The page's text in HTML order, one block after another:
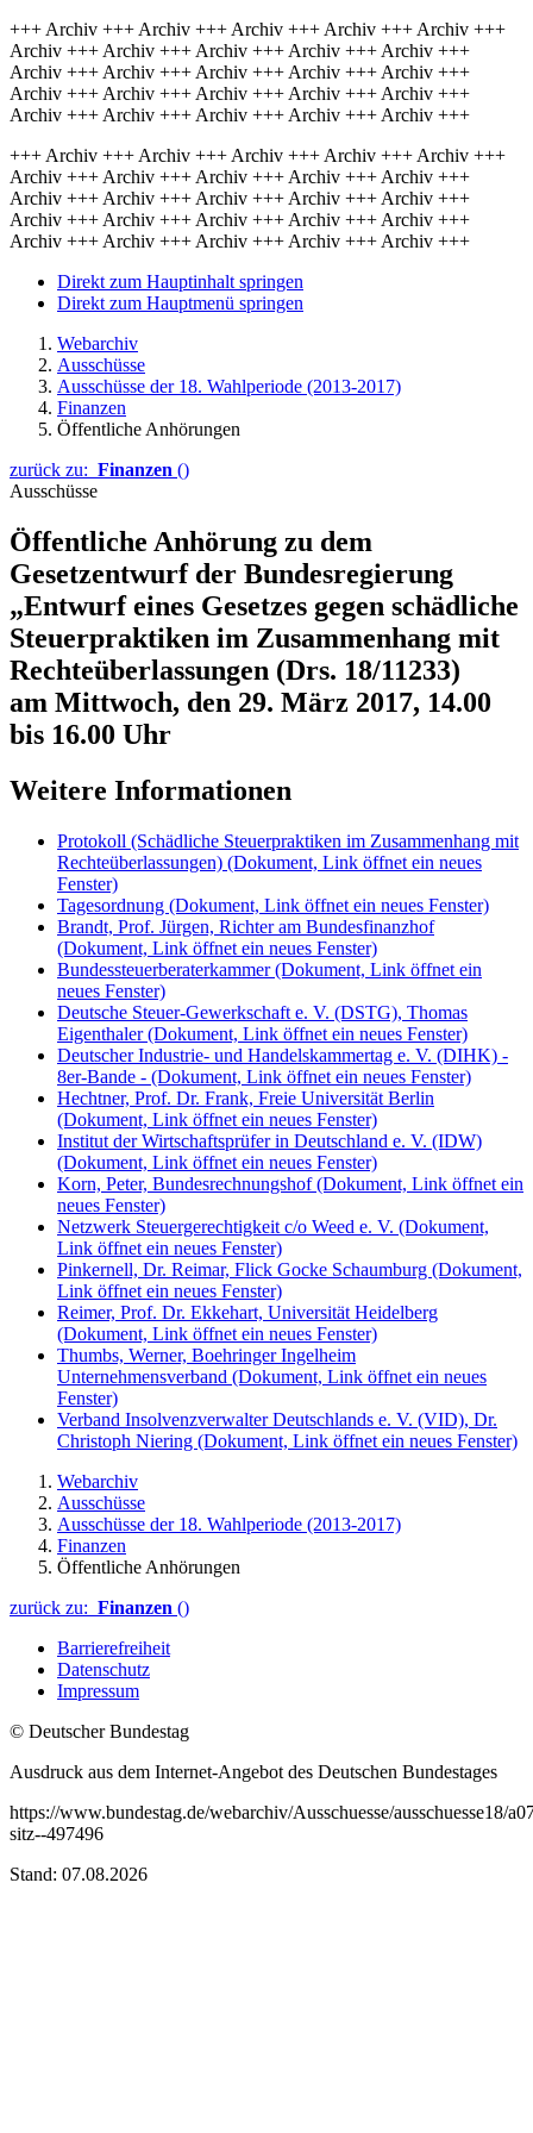
+++ Archiv +++ Archiv +++ Archiv +++ Archiv +++ Archiv +++
Archiv +++ Archiv +++ Archiv +++ Archiv +++ Archiv +++
Archiv +++ Archiv +++ Archiv +++ Archiv +++ Archiv +++
Archiv +++ Archiv +++ Archiv +++ Archiv +++ Archiv +++
Archiv +++ Archiv +++ Archiv +++ Archiv +++ Archiv +++
+++ Archiv +++ Archiv +++ Archiv +++ Archiv +++ Archiv +++
Archiv +++ Archiv +++ Archiv +++ Archiv +++ Archiv +++
Archiv +++ Archiv +++ Archiv +++ Archiv +++ Archiv +++
Archiv +++ Archiv +++ Archiv +++ Archiv +++ Archiv +++
Archiv +++ Archiv +++ Archiv +++ Archiv +++ Archiv +++
Direkt zum Hauptinhalt springen
Direkt zum Hauptmenü springen
Webarchiv
Ausschüsse
Ausschüsse der 18. Wahlperiode (2013-2017)
Finanzen
Öffentliche Anhörungen
zurück zu: Finanzen ()
Ausschüsse
Öffentliche Anhörung zu dem
Gesetzentwurf der Bundesregierung
„Entwurf eines Gesetzes gegen schädliche
Steuerpraktiken im Zusammenhang mit
Rechteüberlassungen (Drs. 18/11233)
am Mittwoch, den 29. März 2017, 14.00
bis 16.00 Uhr
Weitere Informationen
Protokoll (Schädliche Steuerpraktiken im Zusammenhang mit
Rechteüberlassungen) (Dokument, Link öffnet ein neues
Fenster)
Tagesordnung (Dokument, Link öffnet ein neues Fenster)
Brandt, Prof. Jürgen, Richter am Bundesfinanzhof
(Dokument, Link öffnet ein neues Fenster)
Bundessteuerberaterkammer(Dokument, Link öffnet ein
neues Fenster)
Deutsche Steuer-Gewerkschaft e. V. (DSTG), Thomas
Eigenthaler(Dokument, Link öffnet ein neues Fenster)
Deutscher Industrie- und Handelskammertag e. V. (DIHK) -
8er-Bande - (Dokument, Link öffnet ein neues Fenster)
Hechtner, Prof. Dr. Frank, Freie Universität Berlin
(Dokument, Link öffnet ein neues Fenster)
Institut der Wirtschaftsprüfer in Deutschland e. V. (IDW)
(Dokument, Link öffnet ein neues Fenster)
Korn, Peter, Bundesrechnungshof(Dokument, Link öffnet ein
neues Fenster)
Netzwerk Steuergerechtigkeit c/o Weed e. V. (Dokument,
Link öffnet ein neues Fenster)
Pinkernell, Dr. Reimar, Flick Gocke Schaumburg (Dokument,
Link öffnet ein neues Fenster)
Reimer, Prof. Dr. Ekkehart, Universität Heidelberg
(Dokument, Link öffnet ein neues Fenster)
Thumbs, Werner, Boehringer Ingelheim
Unternehmensverband (Dokument, Link öffnet ein neues
Fenster)
Verband Insolvenzverwalter Deutschlands e. V. (VID), Dr.
Christoph Niering (Dokument, Link öffnet ein neues Fenster)
Webarchiv
Ausschüsse
Ausschüsse der 18. Wahlperiode (2013-2017)
Finanzen
Öffentliche Anhörungen
zurück zu: Finanzen ()
Barrierefreiheit
Datenschutz
Impressum
© Deutscher Bundestag
Ausdruck aus dem Internet-Angebot des Deutschen Bundestages
https://www.bundestag.de/webarchiv/Ausschuesse/ausschuesse18/
sitz--497496
Stand: 07.08.2026